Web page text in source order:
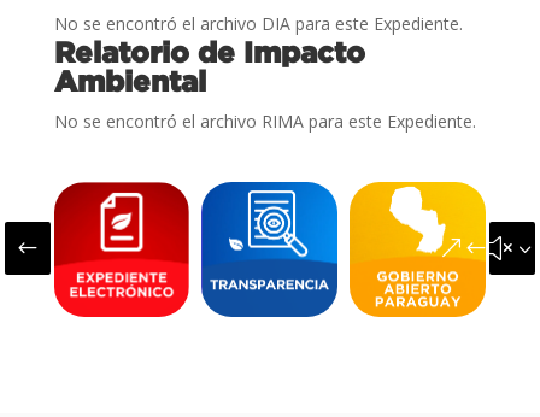
No se encontró el archivo DIA para este Expediente.
Relatorio de Impacto
Ambiental
No se encontró el archivo RIMA para este Expediente.
#